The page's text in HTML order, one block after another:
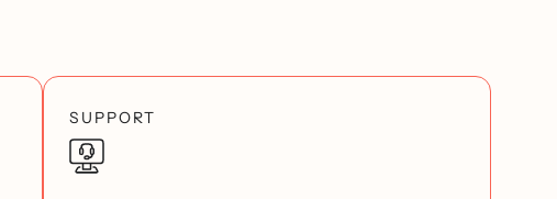
SUPPORT